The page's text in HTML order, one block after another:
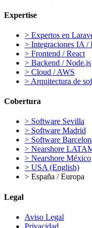
Expertise
> Expertos en
> Integraciones IA
> Frontend / React
> Backend / Node.js
> Cloud / AWS
> Arquitectura de
Cobertura
> Software Sevilla
> Software Madrid
> Software
> Nearshore
> Nearshore México
> USA (English)
> España / Europa
Legal
Aviso Legal
Privacidad